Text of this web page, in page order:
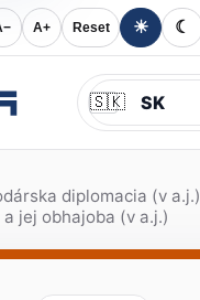
A+ Reset ☀ ☾
🇸🇰
diplomacia (v a.j.)
jej obhajoba (v a.j.)